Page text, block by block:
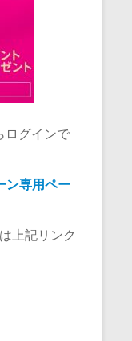
ログインで
ン専用ペー
上記リンク